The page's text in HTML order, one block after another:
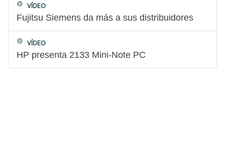
VÍDEO
Fujitsu Siemens da más a sus distribuidores
VÍDEO
HP presenta 2133 Mini-Note PC